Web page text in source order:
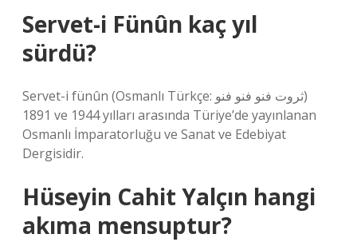
Servet-i Fünûn kaç yıl
sürdü?
Servet-i fünûn (Osmanlı Türkçe: ثروت فنو فنو فنو)
1891 ve 1944 yılları arasında Türiye’de yayınlanan
Osmanlı İmparatorluğu ve Sanat ve Edebiyat
Dergisidir.
Hüseyin Cahit Yalçın hangi
akıma mensuptur?